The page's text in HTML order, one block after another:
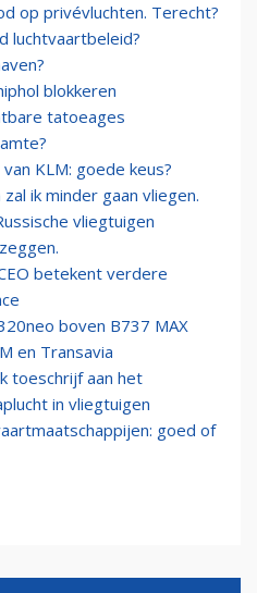
op privévluchten. Terecht?
luchtvaartbeleid?
blokkeren
tatoeages
KLM: goede keus?
ik minder gaan vliegen.
vliegtuigen
betekent verdere
boven B737 MAX
en Transavia
toeschrijf aan het
in vliegtuigen
goed of